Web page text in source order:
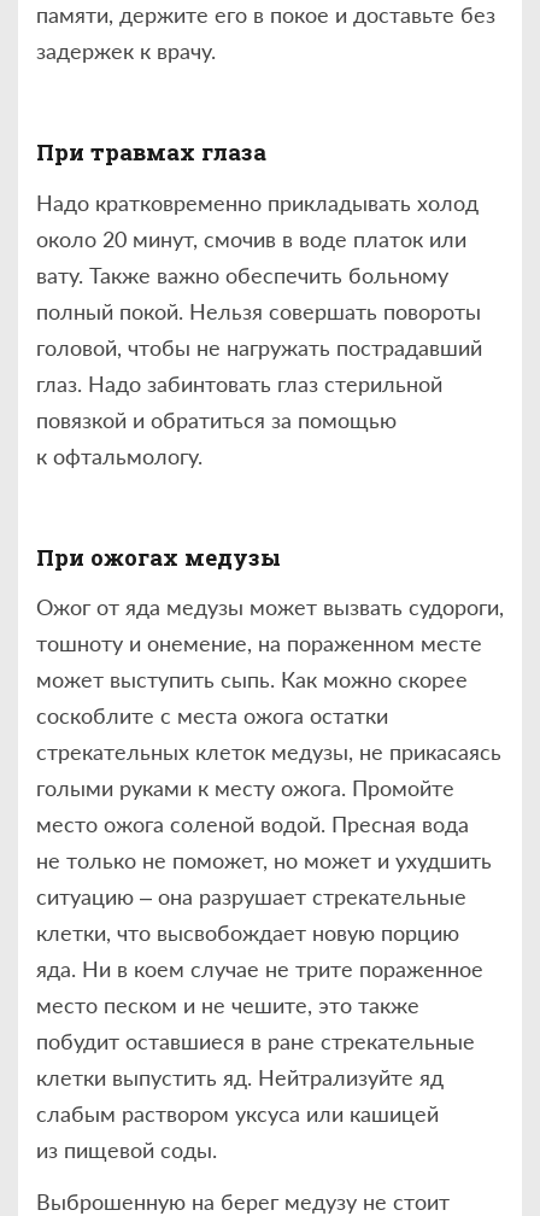
памяти, держите его в покое и доставьте без
задержек к врачу.
При травмах глаза
Надо кратковременно прикладывать холод
около 20 минут, смочив в воде платок или
вату. Также важно обеспечить больному
полный покой. Нельзя совершать повороты
головой, чтобы не нагружать пострадавший
глаз. Надо забинтовать глаз стерильной
повязкой и обратиться за помощью
к офтальмологу.
При ожогах медузы
Ожог от яда медузы может вызвать судороги,
тошноту и онемение, на пораженном месте
может выступить сыпь. Как можно скорее
соскоблите с места ожога остатки
стрекательных клеток медузы, не прикасаясь
голыми руками к месту ожога. Промойте
место ожога соленой водой. Пресная вода
не только не поможет, но может и ухудшить
ситуацию – она разрушает стрекательные
клетки, что высвобождает новую порцию
яда. Ни в коем случае не трите пораженное
место песком и не чешите, это также
побудит оставшиеся в ране стрекательные
клетки выпустить яд. Нейтрализуйте яд
слабым раствором уксуса или кашицей
из пищевой cоды.
Выброшенную на берег медузу не стоит